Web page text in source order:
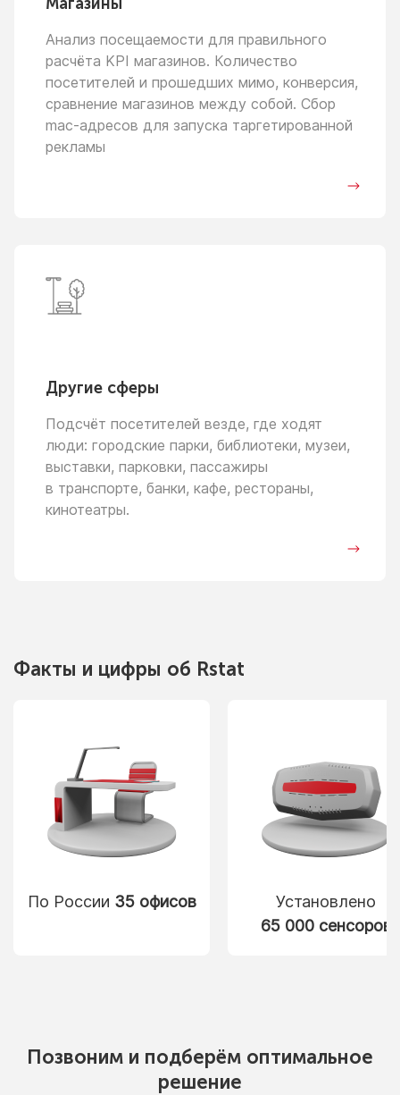
Анализ посещаемости для правильного
расчёта KPI магазинов. Количество
посетителей и прошедших мимо, конверсия,
сравнение магазинов между собой. Сбор
mac-адресов для запуска таргетированной
рекламы
Другие сферы
Подсчёт посетителей везде, где ходят
люди: городские парки, библиотеки, музеи,
выставки, парковки, пассажиры
в транспорте, банки, кафе, рестораны,
кинотеатры.
Факты и цифры об Rstat
По России 35 офисов
Установлено
65 000 сенсоров
Позвоним и подберём оптимальное
решение